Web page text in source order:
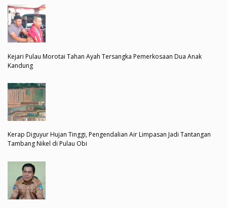
Kejari Pulau Morotai Tahan Ayah Tersangka Pemerkosaan Dua Anak
Kandung
Kerap Diguyur Hujan Tinggi, Pengendalian Air Limpasan Jadi Tantangan
Tambang Nikel di Pulau Obi